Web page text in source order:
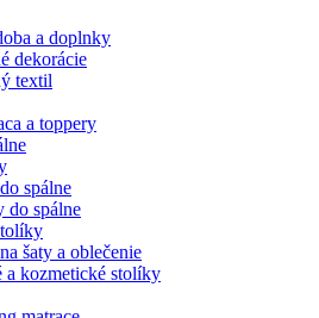
a doplnky
dekorácie
textil
a toppery
spálne
do spálne
šaty a oblečenie
a kozmetické stolíky